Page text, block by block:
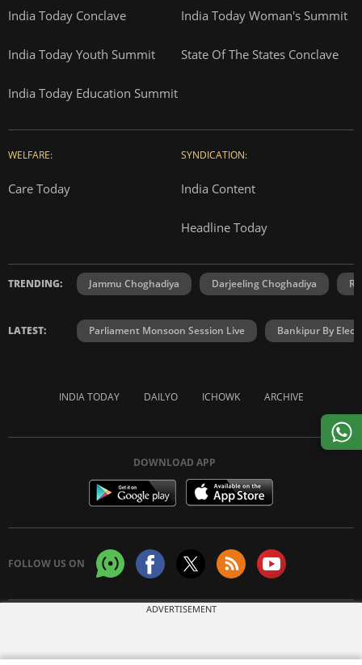
India Today Conclave India Today Woman's Summit
India Today Youth Summit State Of The States Conclave
India Today Education Summit
WELFARE:
Care Today
SYNDICATION:
India Content
Headline Today
TRENDING: Jammu Choghadiya Darjeeling Choghadiya
LATEST: Parliament Monsoon Session Live Bankipur By
INDIA TODAY DAILYO ICHOWK ARCHIVE
DOWNLOAD APP
FOLLOW US ON
ADVERTISEMENT